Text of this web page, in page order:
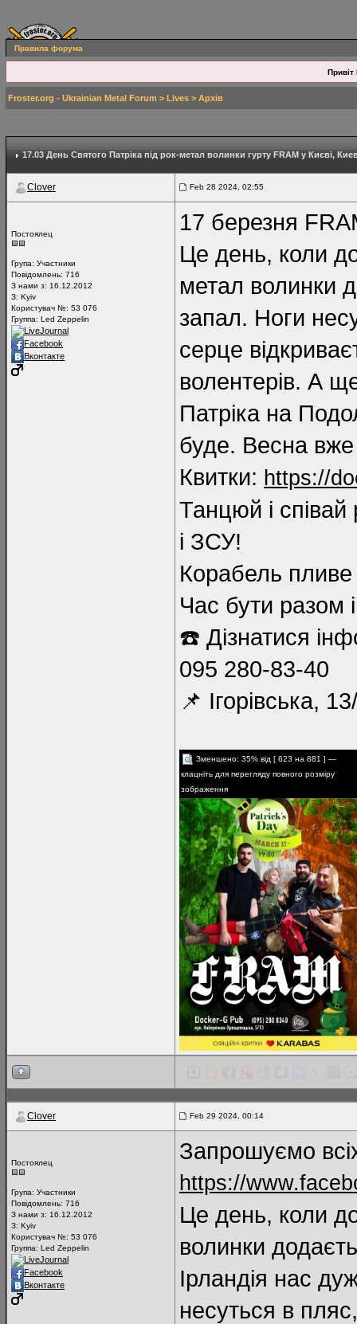
Правила форума
Привіт
Froster.org - Ukrainian Metal Forum > Lives > Архів
17.03 День Святого Патріка під рок-метал волинки гурту FRAM у Києві,
Clover Feb 28 2024, 02:55
Постоялец
Група: Участники
Повідомлень: 716
З нами з: 16.12.2012
З: Kyiv
Користувач №: 53 076
Группа: Led Zeppelin
LiveJournal
Facebook
Вконтакте
17 березня
Це день, коли до
метал волинки
запал. Ноги
серце
волентерів. А
Патріка на
буде. Весна вже
Квитки: https://
Танцюй і
і ЗСУ!
Корабель
Час бути разом
☎️ Дізнатися
095 280-83-40
📌 Ігорівська,
Зменшено: 35% від [ 623 на 881 ] —
клацніть для перегляду повного розміру
зображення
Clover Feb 29 2024, 00:14
Постоялец
Група: Участники
Повідомлень: 716
З нами з: 16.12.2012
З: Kyiv
Користувач №: 53 076
Группа: Led Zeppelin
LiveJournal
Facebook
Вконтакте
Запрошуємо
https://
Це день, коли до
волинки
Ірландія нас
несуться в